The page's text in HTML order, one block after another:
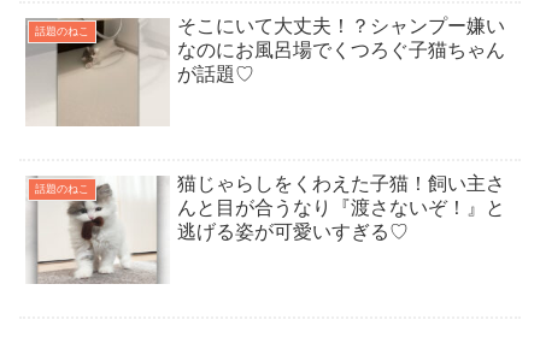
話題のねこ
そこにいて大丈夫！？シャンプー嫌い
なのにお風呂場でくつろぐ子猫ちゃん
が話題♡
話題のねこ
猫じゃらしをくわえた子猫！飼い主さ
んと目が合うなり『渡さないぞ！』と
逃げる姿が可愛いすぎる♡